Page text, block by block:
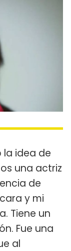
la idea de
una actriz
de
y mi
Tiene un
Fue una
al